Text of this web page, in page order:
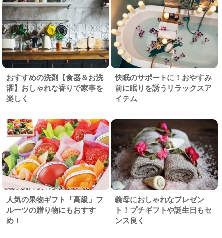
おすすめの洗剤【食器＆お洗
濯】おしゃれな香りで家事を
楽しく
快眠のサポートに！おやすみ
前に眠りを誘うリラックスア
イテム
人気の果物ギフト「高級」フ
ルーツの贈り物にもおすす
め！
義母におしゃれなプレゼン
ト！プチギフトや誕生日もセ
ンス良く